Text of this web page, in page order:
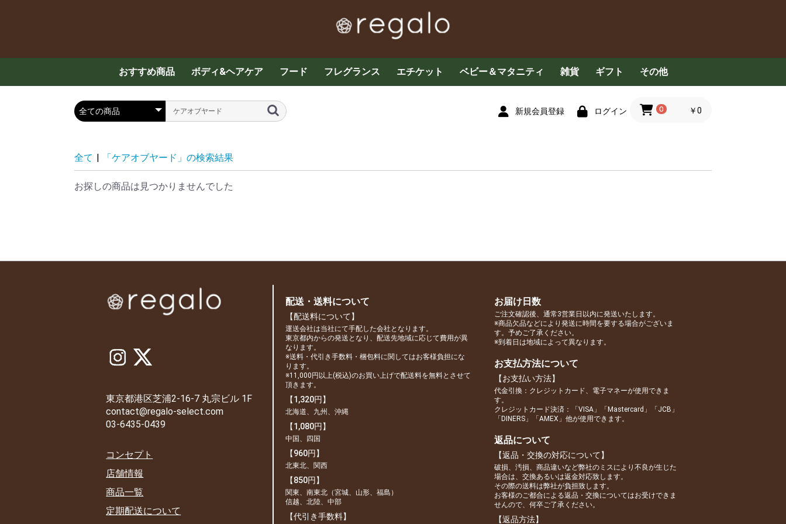
おすすめ商品 ボディ&ヘアケア
スキンケア
ハンド・ボディケア
メンズケア
ヘアケア
入浴剤
フード
お茶・コーヒー各種
グラノーラ・ドライフ
ルーツ
その他フード
お菓子
プロテイン・サプリメ
ント
ザクロ
はちみつ
フレグランス エチケット ベビー＆マタニティ 雑貨 ギフト その他
新規会員登録 ログイン 0 ￥0
全て | 「ケアオブヤード」の検索結果
お探しの商品は見つかりませんでした
東京都港区芝浦2-16-7 丸宗ビル 1F
contact@regalo-select.com
03-6435-0439
コンセプト
店舗情報
商品一覧
定期配送について
配送・送料について
【配送料について】
運送会社は当社にて手配した会社となります。
東京都内からの発送となり、配送先地域に応じて費用が異
なります。
※送料・代引き手数料・梱包料に関してはお客様負担にな
ります。
※11,000円以上(税込)のお買い上げで配送料を無料とさせて
頂きます。
【1,320円】
北海道、九州、沖縄
【1,080円】
中国、四国
【960円】
北東北、関西
【850円】
関東、南東北（宮城、山形、福島）
信越、北陸、中部
【代引き手数料】
お届け日数
ご注文確認後、通常3営業日以内に発送いたします。
※商品欠品などにより発送に時間を要する場合がございま
す。予めご了承ください。
※到着日は地域によって異なります。
お支払方法について
【お支払い方法】
代金引換：クレジットカード、電子マネーが使用できま
す。
クレジットカード決済：「VISA」「Mastercard」「JCB」
「DINERS」「AMEX」他が使用できます。
返品について
【返品・交換の対応について】
破損、汚損、商品違いなど弊社のミスにより不良が生じた
場合は、交換あるいは返金対応致します。
その際の送料は弊社が負担致します。
お客様のご都合による返品・交換についてはお受けできま
せんので、何卒ご了承ください。
【返品方法】